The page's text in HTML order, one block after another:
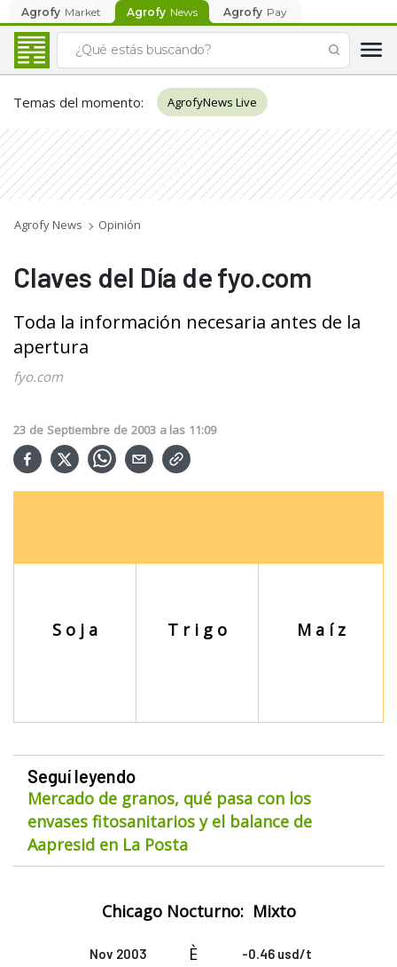
Agrofy Market Agrofy News Agrofy Pay
Temas del momento: AgrofyNews Live
Agrofy News Opinión
Claves del Día de fyo.com
Toda la información necesaria antes de la
apertura
fyo.com
23 de Septiembre de 2003 a las 11:09
S o j a T r i g o M a í z
Seguí leyendo
Mercado de granos, qué pasa con los
envases fitosanitarios y el balance de
Aapresid en La Posta
Chicago Nocturno: Mixto
Nov 2003 È -0.46 usd/t